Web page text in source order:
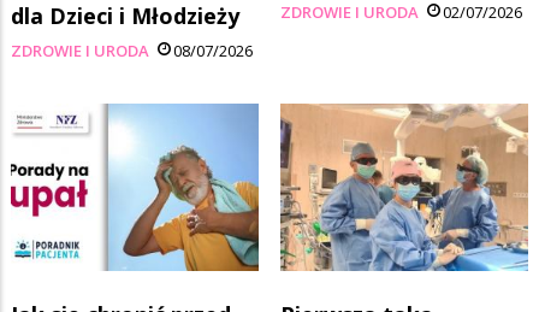
dla Dzieci i Młodzieży
ZDROWIE I URODA 08/07/2026
ZDROWIE I URODA 02/07/2026